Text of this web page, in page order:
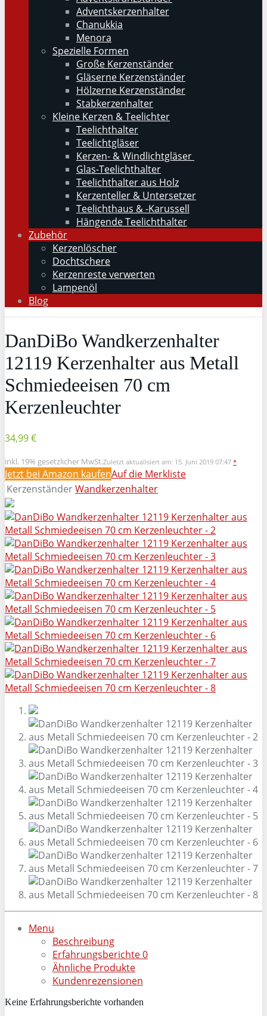
Adventskerzenhalter
Chanukkia
Menora
Spezielle Formen
Große Kerzenständer
Gläserne Kerzenständer
Hölzerne Kerzenständer
Stabkerzenhalter
Kleine Kerzen & Teelichter
Teelichthalter
Teelichtgläser
Kerzen- & Windlichtgläser
Glas-Teelichthalter
Teelichthalter aus Holz
Kerzenteller & Untersetzer
Teelichthaus & -Karussell
Hängende Teelichthalter
Zubehör
Kerzenlöscher
Dochtschere
Kerzenreste verwerten
Lampenöl
Blog
DanDiBo Wandkerzenhalter
12119 Kerzenhalter aus Metall
Schmiedeeisen 70 cm
Kerzenleuchter
34,99 €
inkl. 19% gesetzlicher MwSt.Zuletzt aktualisiert am: 15. Juni 2019 07:47 *
Jetzt bei Amazon kaufenAuf die Merkliste
KerzenständerWandkerzenhalter
Menu
Beschreibung
Erfahrungsberichte0
Ähnliche Produkte
Kundenrezensionen
Keine Erfahrungsberichte vorhanden